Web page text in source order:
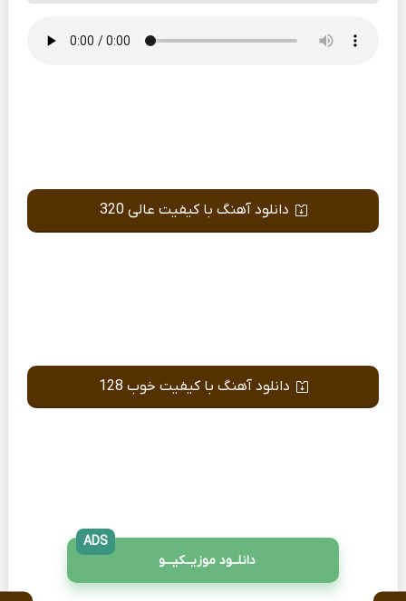
دانلود آهنگ با کیفیت عالی 320
دانلود آهنگ با کیفیت خوب 128
دانلــود موزیــکیـــو
ADS